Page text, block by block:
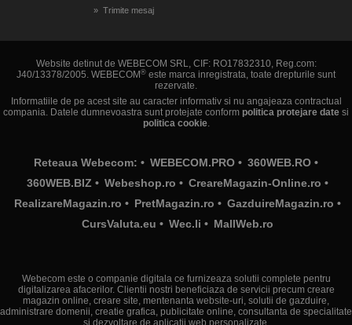
Trimite mesaj
Website detinut de WEBECOM SRL, CIF: RO17832310, Reg.com:
J40/13378/2005. WEBECOM ® este marca inregistrata, toate drepturile sunt
rezervate.
Informatiile de pe acest site au caracter informativ si nu angajeaza contractual
compania. Datele dumnevoastra sunt protejate conform politica protejare date si
politica cookie.
Reteaua Webecom: • WEBECOM.PRO • 360WEB.RO •
360WEB.BIZ • Webeshop.ro • CreareMagazin-Online.ro •
RealizareMagazin.ro • PretMagazin.ro • GazduireMagazin.ro •
CursValuta.eu • Wec.li • MallWeb.ro
Webecom este o companie digitala ce furnizeaza solutii complete pentru
digitalizarea afacerilor. Clientii nostri beneficiaza de servicii precum creare
magazin online, creare site, mentenanta website-uri, solutii de gazduire,
administrare domenii, creatie grafica, publicitate online, consultanta de specialitate
si dezvoltare de aplicatii web personalizate.